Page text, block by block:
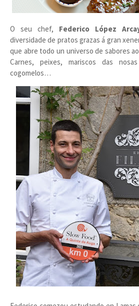
O seu chef, Federico López
diversidade de pratos grazas á gran
que abre todo un universo de sabores
Carnes, peixes, mariscos das
cogomelos…